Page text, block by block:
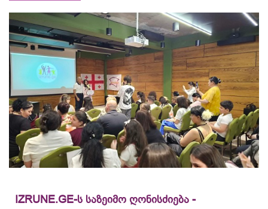
IZRUNE.GE-ს საზეიმო ღონისძიება -